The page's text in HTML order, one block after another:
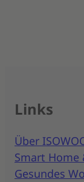
Links
Über
Smart Home
Gesundes